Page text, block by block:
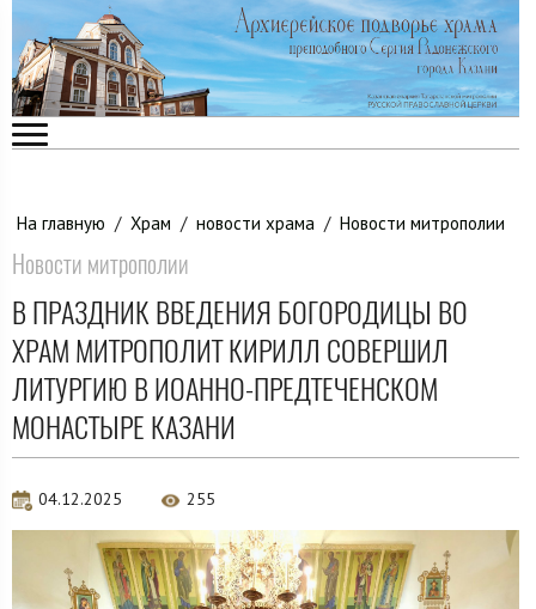
На главную / Храм / новости храма / Новости митрополии
Новости митрополии
В ПРАЗДНИК ВВЕДЕНИЯ БОГОРОДИЦЫ ВО
ХРАМ МИТРОПОЛИТ КИРИЛЛ СОВЕРШИЛ
ЛИТУРГИЮ В ИОАННО-ПРЕДТЕЧЕНСКОМ
МОНАСТЫРЕ КАЗАНИ
04.12.2025 255